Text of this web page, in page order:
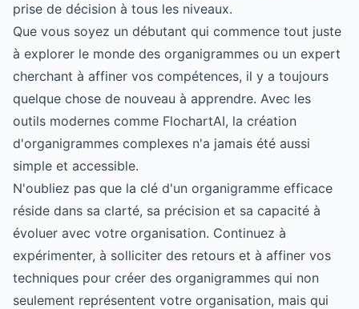
prise de décision à tous les niveaux.
Que vous soyez un débutant qui commence tout juste
à explorer le monde des organigrammes ou un expert
cherchant à affiner vos compétences, il y a toujours
quelque chose de nouveau à apprendre. Avec les
outils modernes comme FlochartAI, la création
d'organigrammes complexes n'a jamais été aussi
simple et accessible.
N'oubliez pas que la clé d'un organigramme efficace
réside dans sa clarté, sa précision et sa capacité à
évoluer avec votre organisation. Continuez à
expérimenter, à solliciter des retours et à affiner vos
techniques pour créer des organigrammes qui non
seulement représentent votre organisation, mais qui